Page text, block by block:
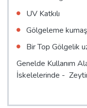
UV Katkılı
Gölgeleme
Bir Top Gölgelik
Genelde Kullanım
İskelelerinde -